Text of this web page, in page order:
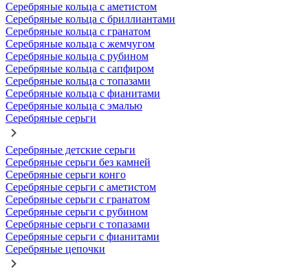
Серебряные кольца с аметистом
Серебряные кольца с бриллиантами
Серебряные кольца с гранатом
Серебряные кольца с жемчугом
Серебряные кольца с рубином
Серебряные кольца с сапфиром
Серебряные кольца с топазами
Серебряные кольца с фианитами
Серебряные кольца с эмалью
Серебряные серьги
Серебряные детские серьги
Серебряные серьги без камней
Серебряные серьги конго
Серебряные серьги с аметистом
Серебряные серьги с гранатом
Серебряные серьги с рубином
Серебряные серьги с топазами
Серебряные серьги с фианитами
Серебряные цепочки